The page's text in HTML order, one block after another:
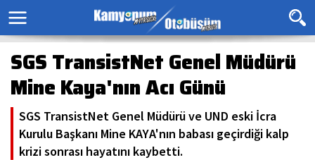
SGS TransistNet Genel Müdürü
Mine Kaya'nın Acı Günü
SGS TransistNet Genel Müdürü ve UND eski İcra
Kurulu Başkanı Mine KAYA'nın babası geçirdiği kalp
krizi sonrası hayatını kaybetti.